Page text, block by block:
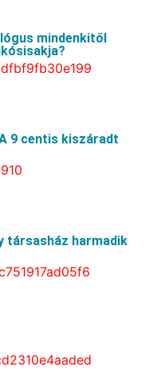
mindenkitől
9 centis kiszáradt
társasház harmadik